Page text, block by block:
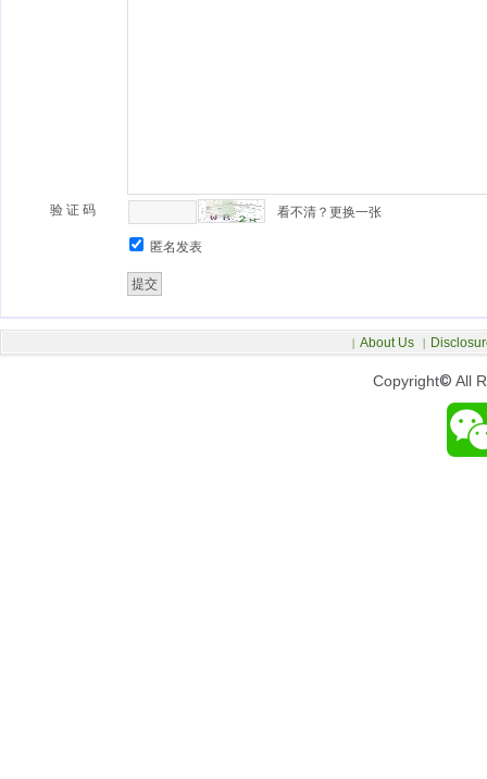
验 证 码 看不清？更换一张
匿名发表
Copyright© All
| About Us |